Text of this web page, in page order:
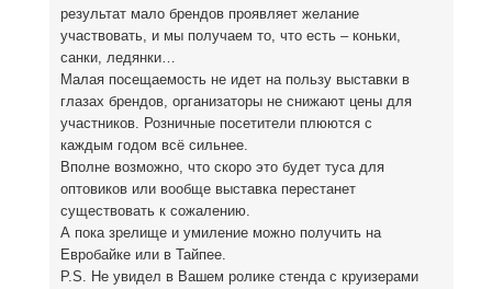
результат мало брендов проявляет желание
участвовать, и мы получаем то, что есть – коньки,
санки, ледянки…
Малая посещаемость не идет на пользу выставки в
глазах брендов, организаторы не снижают цены для
участников. Розничные посетители плюются с
каждым годом всё сильнее.
Вполне возможно, что скоро это будет туса для
оптовиков или вообще выставка перестанет
существовать к сожалению.
А пока зрелище и умиление можно получить на
Евробайке или в Тайпее.
P.S. Не увидел в Вашем ролике стенда с круизерами